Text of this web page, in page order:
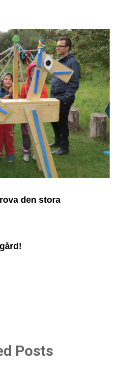
den stora
Posts